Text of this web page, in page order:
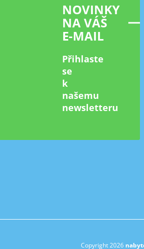
NOVINKY
NA VÁŠ
E-MAIL
Přihlaste
se
k
našemu
newsletteru
Copyright 2026